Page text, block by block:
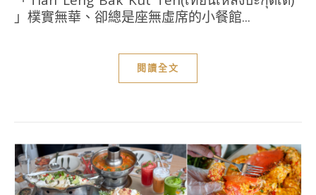
」樸實無華、卻總是座無虛席的小餐館...
閱讀全文